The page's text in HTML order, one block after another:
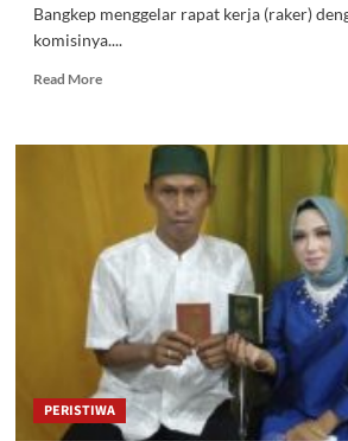
Bangkep menggelar rapat kerja (raker)
komisinya....
Read MoreRead
Raker
Pengalihan
Program
Kegiatan
Hasil
Paripurna
Berpotensi
Melanggar
Aturan
dan
Mencederai
PERISTIWA